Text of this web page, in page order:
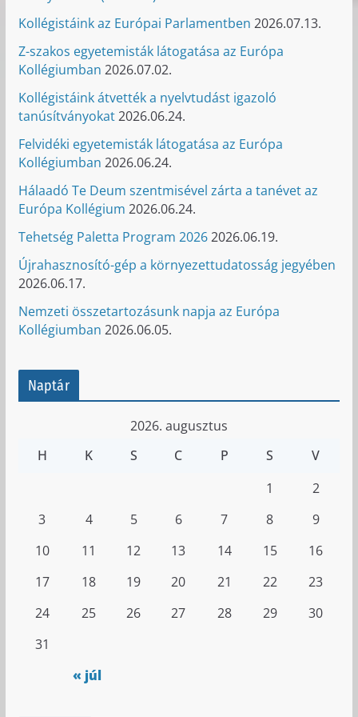
Kollégistáink az Európai Parlamentben 2026.07.13.
Z-szakos egyetemisták látogatása az Európa
Kollégiumban 2026.07.02.
Kollégistáink átvették a nyelvtudást igazoló
tanúsítványokat2026.06.24.
Felvidéki egyetemisták látogatása az Európa
Kollégiumban 2026.06.24.
Hálaadó Te Deum szentmisével zárta a tanévet az
Európa Kollégium 2026.06.24.
Tehetség Paletta Program 20262026.06.19.
Újrahasznosító-gép a környezettudatosság jegyében
2026.06.17.
Nemzeti összetartozásunk napja az Európa
Kollégiumban 2026.06.05.
Naptár
2026. augusztus
H
K S C P S V
« júl
1
2
3
4 5 6 7 8
9
10
11 12 13 14 15
16
17
18 19 20 21 22
23
24
25 26 27 28 29
30
31